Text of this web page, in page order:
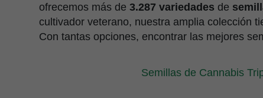
ofrecemos más de 3.287 variedades de
cultivador veterano, nuestra amplia colección
Con tantas opciones, encontrar las mejores
Semillas de Cannabis